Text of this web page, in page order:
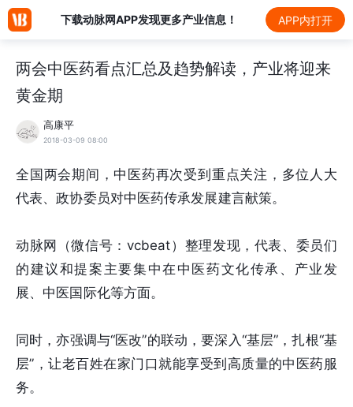
下载动脉网APP发现更多产业信息！ APP内打开
两会中医药看点汇总及趋势解读，产业将迎来
黄金期
高康平
2018-03-09 08:00
全国两会期间，中医药再次受到重点关注，多位人大
代表、政协委员对中医药传承发展建言献策。
动脉网（微信号：vcbeat）整理发现，代表、委员们
的建议和提案主要集中在中医药文化传承、产业发
展、中医国际化等方面。
同时，亦强调与“医改”的联动，要深入“基层”，扎根“基
层”，让老百姓在家门口就能享受到高质量的中医药服
务。